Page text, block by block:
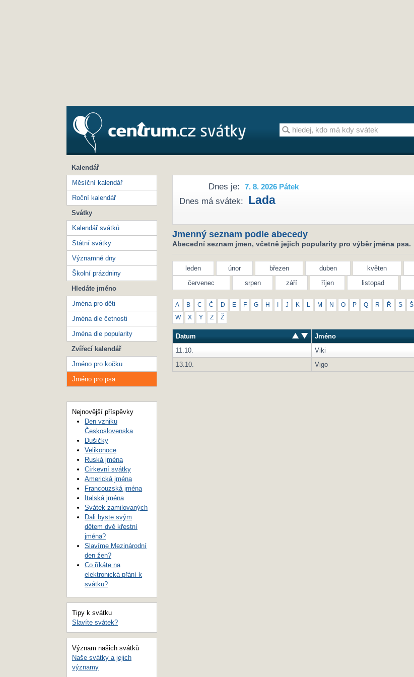
Dnes je: 7. 8. 2026 Pátek
Dnes má svátek: Lada
Jmenný seznam podle abecedy
Abecední seznam jmen, včetně jejich popularity pro výběr jména psa.
leden únor březen duben květen
červenec
srpen září říjen listopad
A B C Č D E F G H J K M N O P Q R Ř S Š
W X Y Z Ž
Datum
Jméno
11.10.
Viki
13.10.
Vigo
Kalendář
Měsíční kalendář
Roční kalendář
Svátky
Kalendář svátků
Státní svátky
Významné dny
Školní prázdniny
Hledáte jméno
Jména pro děti
Jména dle četnosti
Jména dle popularity
Zvířecí kalendář
Jméno pro kočku
Jméno pro psa
Nejnovější příspěvky
Den vzniku
Československa
Dušičky
Velikonoce
Ruská jména
Církevní svátky
Americká jména
Francouzská jména
Italská jména
Svátek zamilovaných
Dali byste svým
dětem dvě křestní
jména?
Slavíme Mezinárodní
den žen?
Co říkáte na
elektronická přání k
svátku?
Tipy k svátku
Slavíte svátek?
Význam našich svátků
Naše svátky a jejich
významy